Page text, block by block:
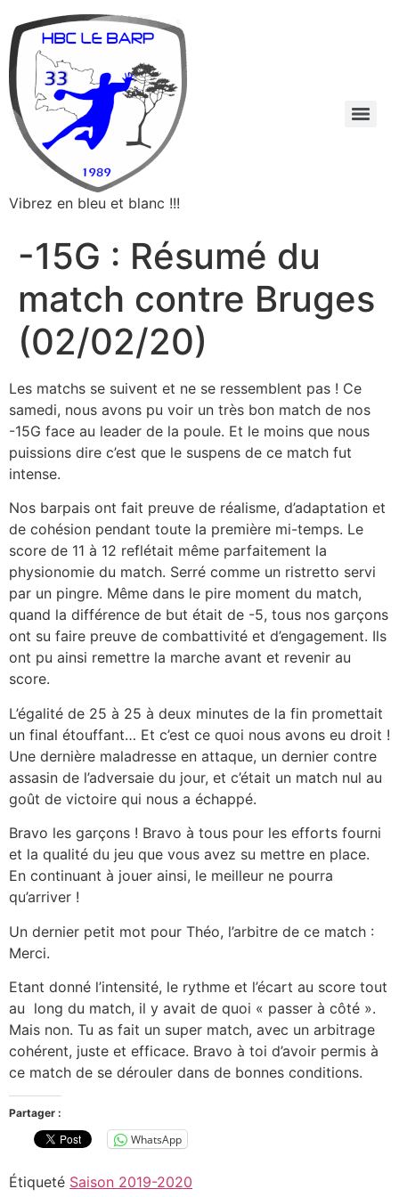
Vibrez en bleu et blanc !!!
-15G : Résumé du
match contre Bruges
(02/02/20)
Les matchs se suivent et ne se ressemblent pas ! Ce
samedi, nous avons pu voir un très bon match de nos
-15G face au leader de la poule. Et le moins que nous
puissions dire c’est que le suspens de ce match fut
intense.
Nos barpais ont fait preuve de réalisme, d’adaptation et
de cohésion pendant toute la première mi-temps. Le
score de 11 à 12 reflétait même parfaitement la
physionomie du match. Serré comme un ristretto servi
par un pingre. Même dans le pire moment du match,
quand la différence de but était de -5, tous nos garçons
ont su faire preuve de combattivité et d’engagement. Ils
ont pu ainsi remettre la marche avant et revenir au
score.
L’égalité de 25 à 25 à deux minutes de la fin promettait
un final étouffant… Et c’est ce quoi nous avons eu droit !
Une dernière maladresse en attaque, un dernier contre
assasin de l’adversaie du jour, et c’était un match nul au
goût de victoire qui nous a échappé.
Bravo les garçons ! Bravo à tous pour les efforts fourni
et la qualité du jeu que vous avez su mettre en place.
En continuant à jouer ainsi, le meilleur ne pourra
qu’arriver !
Un dernier petit mot pour Théo, l’arbitre de ce match :
Merci.
Etant donné l’intensité, le rythme et l’écart au score tout
au long du match, il y avait de quoi « passer à côté ».
Mais non. Tu as fait un super match, avec un arbitrage
cohérent, juste et efficace. Bravo à toi d’avoir permis à
ce match de se dérouler dans de bonnes conditions.
Partager :
WhatsApp
Étiqueté Saison 2019-2020